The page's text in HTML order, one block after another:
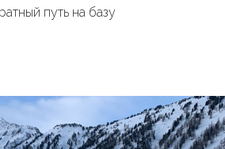
путь на базу